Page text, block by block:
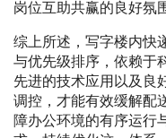
岗位互助共赢的良好氛
综上所述，写字楼内快
与优先级排序，依赖于
先进的技术应用以及良
调控，才能有效缓解配
障办公环境的有序运行